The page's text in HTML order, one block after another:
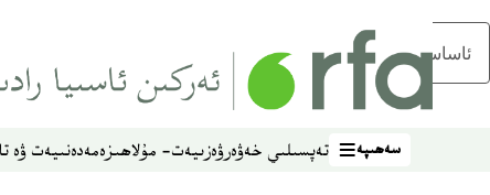
ئاساسلىق مەزمۇنغا ئاتلاڭ
سەھىپە
سەھىپە تەپسىلىي خەۋەرۋەزىيەت- مۇلاھىزەمەدەنىيەت ۋە